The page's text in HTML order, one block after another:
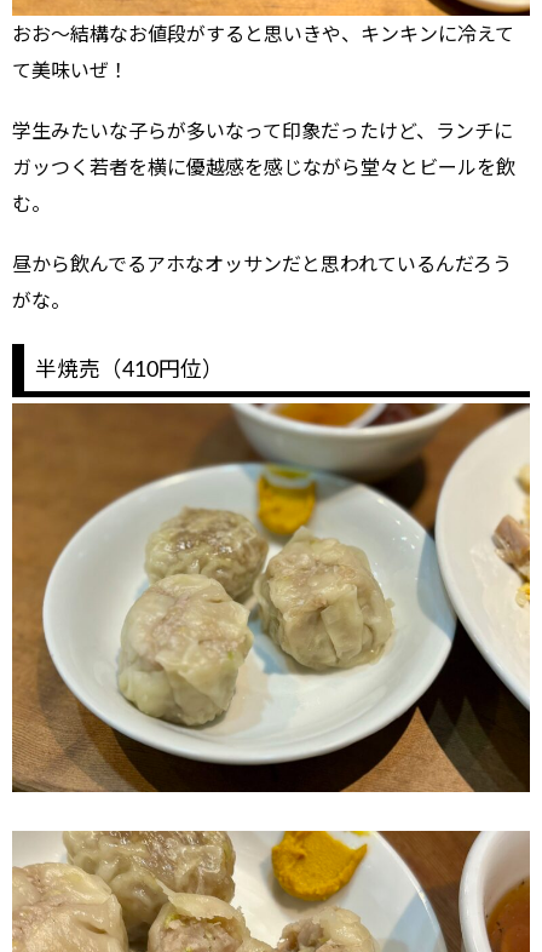
おお～結構なお値段がすると思いきや、キンキンに冷えて
て美味いぜ！
学生みたいな子らが多いなって印象だったけど、ランチに
ガッつく若者を横に優越感を感じながら堂々とビールを飲
む。
昼から飲んでるアホなオッサンだと思われているんだろう
がな。
半焼売（410円位）